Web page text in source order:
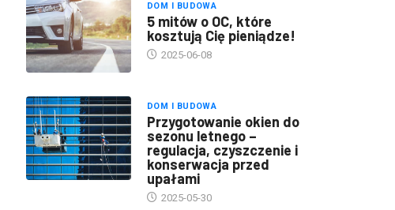
DOM I BUDOWA
5 mitów o OC, które
kosztują Cię pieniądze!
2025-06-08
DOM I BUDOWA
Przygotowanie okien do
sezonu letnego –
regulacja, czyszczenie i
konserwacja przed
upałami
2025-05-30